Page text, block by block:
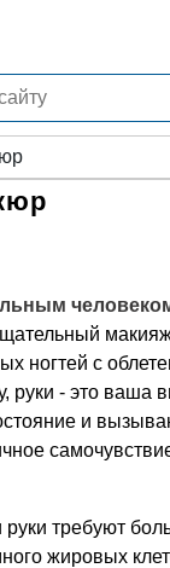
ногтей с
руки - это ваша
и
требуют
жировых